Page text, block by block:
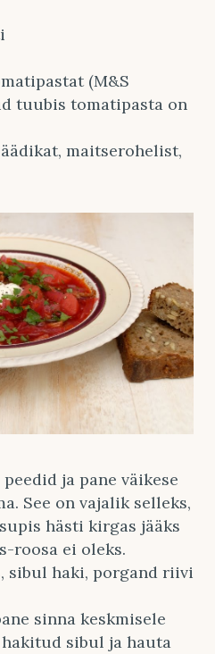
(M&S
tuubis tomatipasta on
maitserohelist,
ja pane väikese
See on vajalik selleks,
hästi kirgas jääks
roosa ei oleks.
sibul haki, porgand riivi
sinna keskmisele
sibul ja hauta